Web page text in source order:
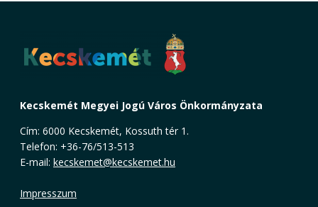
Kecskemét Megyei Jogú Város Önkormányzata
Cím: 6000 Kecskemét, Kossuth tér 1.
Telefon: +36-76/513-513
E-mail: kecskemet@kecskemet.hu
Impresszum